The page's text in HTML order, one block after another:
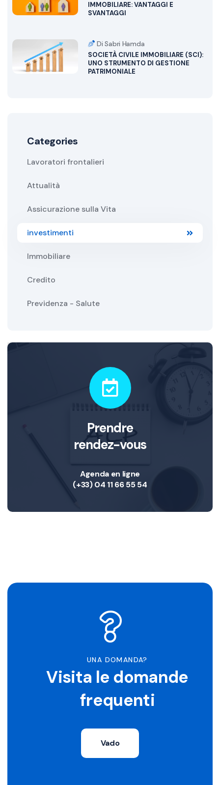
IMMOBILIARE: VANTAGGI E
SVANTAGGI
Di Sabri Hamda
SOCIETÀ CIVILE IMMOBILIARE (SCI):
UNO STRUMENTO DI GESTIONE
PATRIMONIALE
Categories
Lavoratori frontalieri
Attualità
Assicurazione sulla Vita
investimenti
Immobiliare
Credito
Previdenza - Salute
Prendre
rendez-vous
Agenda en ligne
(+33) 04 11 66 55 54
UNA DOMANDA?
Visita le domande
frequenti
Vado